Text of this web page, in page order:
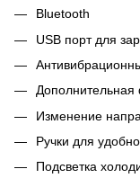
Bluetooth
USB порт для
Изменение
Ручки для
Подсветка